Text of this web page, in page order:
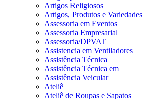
Artigos Religiosos
Artigos, Produtos e Variedades
Assessoria em Eventos
Assessoria Empresarial
Assessoria/DPVAT
Assistencia em Ventiladores
Assistência Técnica
Assistência Técnica em
Assistência Veicular
Ateliê
Ateliê de Roupas e Sapatos